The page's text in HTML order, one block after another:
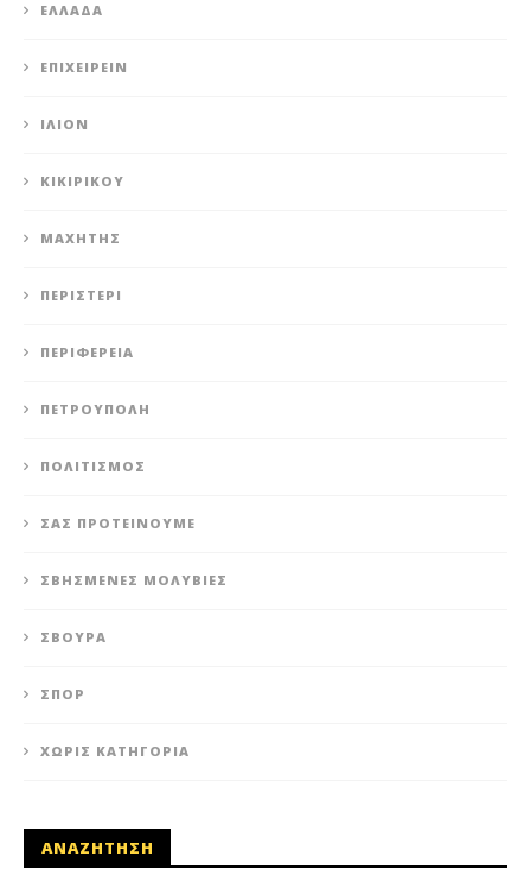
ΕΛΛΆΔΑ
ΕΠΙΧΕΙΡΕΊΝ
ΊΛΙΟΝ
ΚΙΚΙΡΙΚΟΥ
ΜΑΧΗΤΗΣ
ΠΕΡΙΣΤΈΡΙ
ΠΕΡΙΦΈΡΕΙΑ
ΠΕΤΡΟΎΠΟΛΗ
ΠΟΛΙΤΙΣΜΌΣ
ΣΑΣ ΠΡΟΤΕΊΝΟΥΜΕ
ΣΒΗΣΜΈΝΕΣ ΜΟΛΥΒΙΈΣ
ΣΒΟΎΡΑ
ΣΠΟΡ
ΧΩΡΊΣ ΚΑΤΗΓΟΡΊΑ
ΑΝΑΖΗΤΗΣΗ